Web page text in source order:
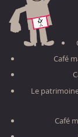
Café
Le
Café